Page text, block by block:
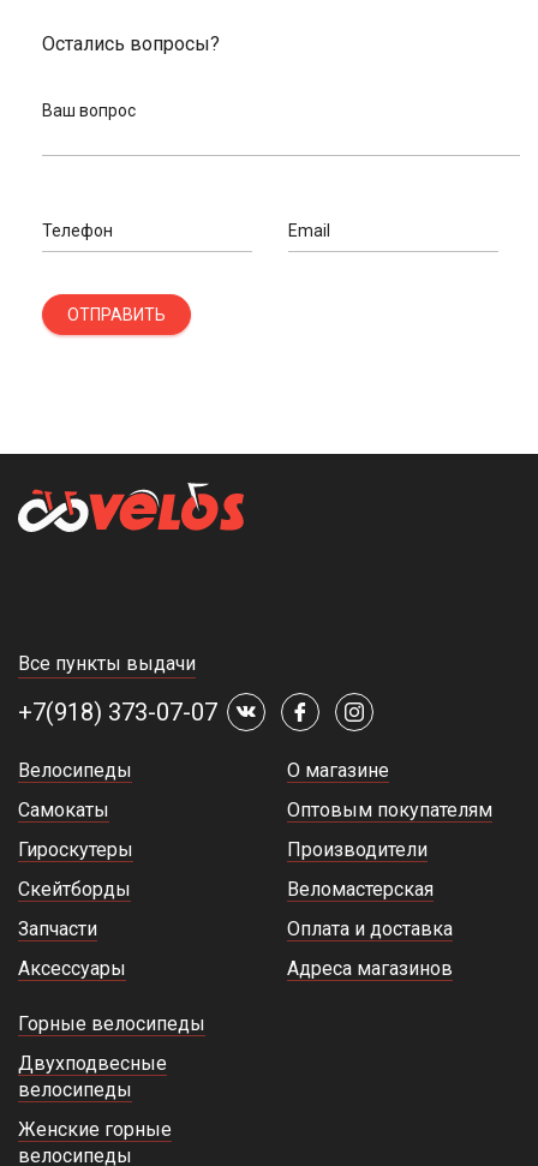
Остались вопросы?
Ваш вопрос
Телефон Email
ОТПРАВИТЬ
Все пункты выдачи
+7(918) 373-07-07
Велосипеды
Самокаты
Гироскутеры
Скейтборды
Запчасти
Аксессуары
О магазине
Оптовым покупателям
Производители
Веломастерская
Оплата и доставка
Адреса магазинов
Горные велосипеды
Двухподвесные
велосипеды
Женские горные
велосипеды